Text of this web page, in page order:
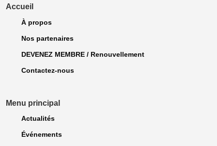
Accueil
À propos
Nos partenaires
DEVENEZ MEMBRE / Renouvellement
Contactez-nous
Menu principal
Actualités
Événements